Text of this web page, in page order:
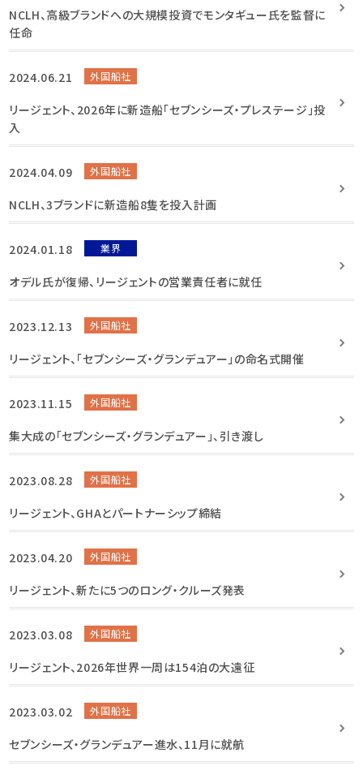
NCLH、高級ブランドへの大規模投資でモンタギュー氏を監督に
任命
2024.06.21 外国船社
リージェント、2026年に新造船「セブンシーズ・プレステージ」投
入
2024.04.09 外国船社
NCLH、3ブランドに新造船8隻を投入計画
2024.01.18 業界
オデル氏が復帰、リージェントの営業責任者に就任
2023.12.13 外国船社
リージェント、「セブンシーズ・グランデュアー」の命名式開催
2023.11.15 外国船社
集大成の「セブンシーズ・グランデュアー」、引き渡し
2023.08.28 外国船社
リージェント、GHAとパートナーシップ締結
2023.04.20 外国船社
リージェント、新たに5つのロング・クルーズ発表
2023.03.08 外国船社
リージェント、2026年世界一周は154泊の大遠征
2023.03.02 外国船社
セブンシーズ・グランデュアー進水、11月に就航